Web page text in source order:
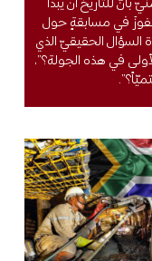
في مسابقةٍ حول
السؤال الحقيقيّ الذي
في هذه الجولة؟”،